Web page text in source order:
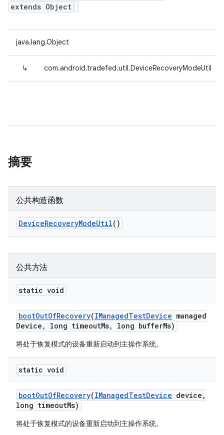
extends Object
java.lang.Object
↳ com.android.tradefed.util.DeviceRecoveryModeUtil
摘要
公共构造函数
DeviceRecoveryModeUtil()
公共方法
static void
bootOutOfRecovery(IManagedTestDevice managed
Device , long timeoutMs, long bufferMs)
将处于恢复模式的设备重新启动到主操作系统。
static void
bootOutOfRecovery(IManagedTestDevice device ,
long timeoutMs)
将处于恢复模式的设备重新启动到主操作系统。